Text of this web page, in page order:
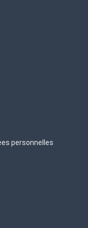
personnelles